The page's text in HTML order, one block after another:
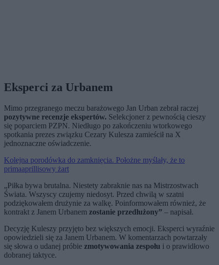
Eksperci za Urbanem
Mimo przegranego meczu barażowego Jan Urban zebrał raczej
pozytywne recenzje ekspertów. Selekcjoner z pewnością cieszy
się poparciem PZPN. Niedługo po zakończeniu wtorkowego
spotkania prezes związku Cezary Kulesza zamieścił na X
jednoznaczne oświadczenie.
Kolejna porodówka do zamknięcia. Położne myślały, że to
primaaprillisowy żart
„Piłka bywa brutalna. Niestety zabraknie nas na Mistrzostwach
Świata. Wszyscy czujemy niedosyt. Przed chwilą w szatni
podziękowałem drużynie za walkę. Poinformowałem również, że
kontrakt z Janem Urbanem zostanie przedłużony” – napisał.
Decyzję Kuleszy przyjęto bez większych emocji. Eksperci wyraźnie
opowiedzieli się za Janem Urbanem. W komentarzach powtarzały
się słowa o udanej próbie zmotywowania zespołu i o prawidłowo
dobranej taktyce.